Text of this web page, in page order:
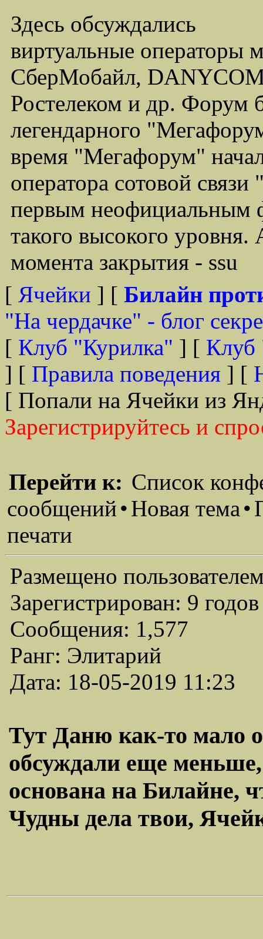
Здесь обсуждались
виртуальные операторы
СберМобайл,
Ростелеком и др. Форум
легендарного
время "Мегафорум"
оператора сотовой
первым неофициальным
такого высокого
момента закрытия - ssu
[ Ячейки ] [ Билайн
"На чердачке" - блог
[ Клуб "Курилка" ] [ Клуб
] [ Правила поведения ] [
[ Попали на Ячейки из
Зарегистрируйтесь и
Перейти к: Список
сообщений•Новая тема•
печати
Размещено
Зарегистрирован: 9
Сообщения: 1,577
Ранг: Элитарий
Дата: 18-05-2019 11:23
Тут Даню как-то
обсуждали еще
основана на Билайне,
Чудны дела твои,